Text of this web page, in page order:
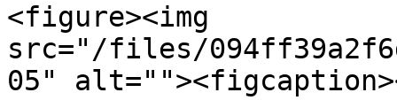
<figure><img
src="/files/
05"